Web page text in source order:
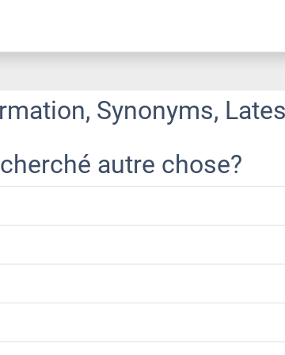
Synonyms,
autre chose?